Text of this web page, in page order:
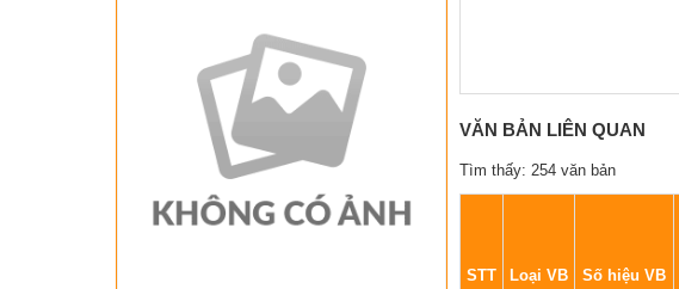
VĂN BẢN LIÊN QUAN
Tìm thấy: 254 văn bản
STT Loại VB Số hiệu VB